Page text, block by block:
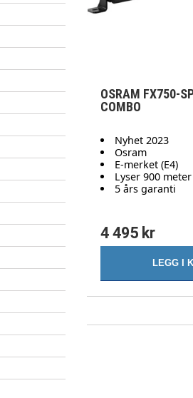
OSRAM FX750-
COMBO
Nyhet 2023
Osram
E-merket (E4)
Lyser 900 meter
5 års garanti
4 495 kr
LEGG I